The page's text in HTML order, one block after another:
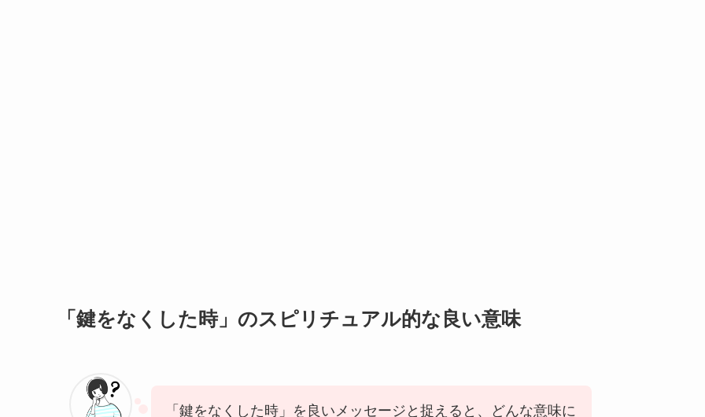
「鍵をなくした時」のスピリチュアル的な良い意味
「鍵をなくした時」を良いメッセージと捉えると、どんな意味に